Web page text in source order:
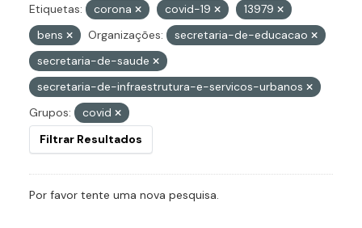
Etiquetas: corona covid-19
13979
bens
Organizações:
secretaria-de-educacao
secretaria-de-saude
secretaria-de-infraestrutura-e-servicos-urbanos
Grupos:
covid
Filtrar Resultados
Por favor tente uma nova pesquisa.